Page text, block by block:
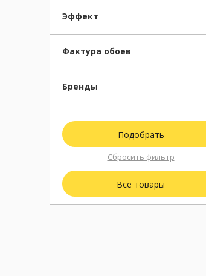
Эффект
Фактура обоев
Бренды
Сбросить фильтр
Все товары